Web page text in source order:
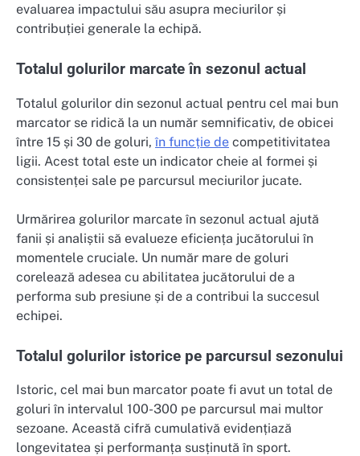
evaluarea impactului său asupra meciurilor și
contribuției generale la echipă.
Totalul golurilor marcate în sezonul actual
Totalul golurilor din sezonul actual pentru cel mai bun
marcator se ridică la un număr semnificativ, de obicei
între 15 și 30 de goluri,în funcție de competitivitatea
ligii. Acest total este un indicator cheie al formei și
consistenței sale pe parcursul meciurilor jucate.
Urmărirea golurilor marcate în sezonul actual ajută
fanii și analiștii să evalueze eficiența jucătorului în
momentele cruciale. Un număr mare de goluri
corelează adesea cu abilitatea jucătorului de a
performa sub presiune și de a contribui la succesul
echipei.
Totalul golurilor istorice pe parcursul sezonului
Istoric, cel mai bun marcator poate fi avut un total de
goluri în intervalul 100-300 pe parcursul mai multor
sezoane. Această cifră cumulativă evidențiază
longevitatea și performanța susținută în sport.